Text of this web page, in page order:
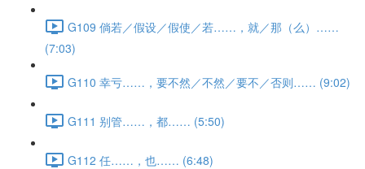
G109 倘若／假设／假使／若……，就／那（么）……
(7:03)
G110 幸亏……，要不然／不然／要不／否则…… (9:02)
G111 别管……，都…… (5:50)
G112 任……，也…… (6:48)